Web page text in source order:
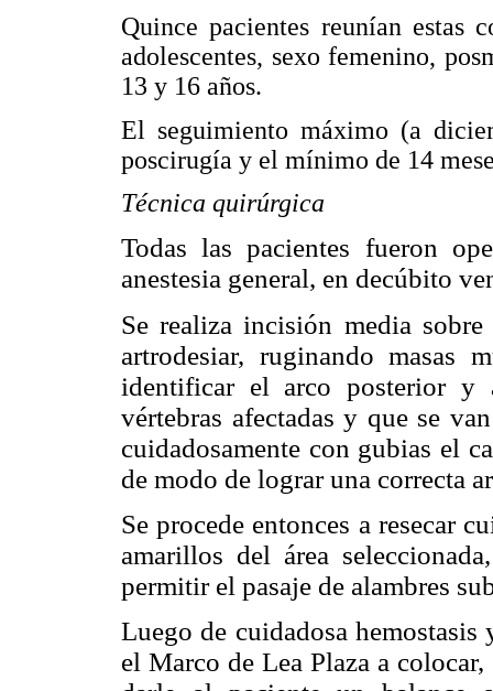
Quince pacientes reunían estas
adolescentes, sexo femenino,
13 y 16 años.
El seguimiento máximo (a
poscirugía y el mínimo de 14
Técnica quirúrgica
Todas las pacientes fueron
anestesia general, en decúbito
Se realiza incisión media
artrodesiar, ruginando masas
identificar el arco posterior y
vértebras afectadas y que se
cuidadosamente con gubias el
de modo de lograr una correcta
Se procede entonces a resecar
amarillos del área
permitir el pasaje de alambres
Luego de cuidadosa
el Marco de Lea Plaza a